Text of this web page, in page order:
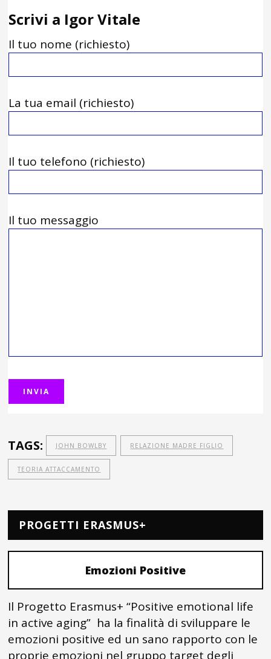
Scrivi a Igor Vitale
Il tuo nome (richiesto)
La tua email (richiesto)
Il tuo telefono (richiesto)
Il tuo messaggio
TAGS: JOHN BOWLBY RELAZIONE MADRE FIGLIO
TEORIA ATTACCAMENTO
PROGETTI ERASMUS+
Emozioni Positive
Il Progetto Erasmus+ “Positive emotional life
in active aging” ha la finalità di sviluppare le
emozioni positive ed un sano rapporto con le
proprie emozioni nel gruppo target degli